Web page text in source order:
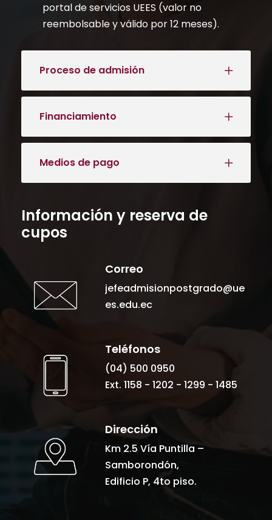
portal de servicios UEES (valor no
reembolsable y válido por 12 meses).
Proceso de admisión
Financiamiento
Medios de pago
Información y reserva de
cupos
Correo
jefeadmisionpostgrado@ue
es.edu.ec
Teléfonos
(04) 500 0950
Ext. 1158 - 1202 - 1299 - 1485
Dirección
Km 2.5 Vía Puntilla –
Samborondón,
Edificio P, 4to piso.